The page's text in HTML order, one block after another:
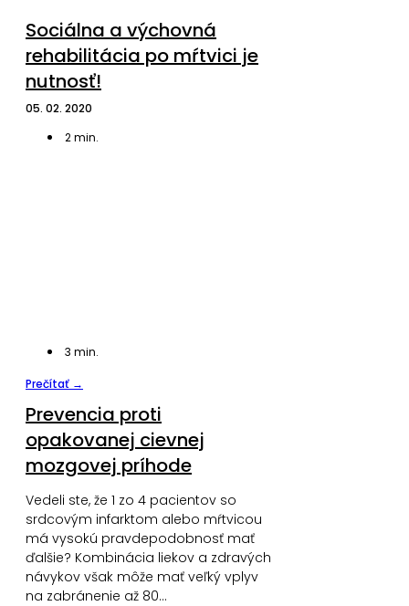
Sociálna a výchovná
rehabilitácia po mŕtvici je
nutnosť!
05. 02. 2020
2min.
3 min.
Prečítať →
Prevencia proti
opakovanej cievnej
mozgovej príhode
Vedeli ste, že 1 zo 4 pacientov so
srdcovým infarktom alebo mŕtvicou
má vysokú pravdepodobnosť mať
ďalšie? Kombinácia liekov a zdravých
návykov však môže mať veľký vplyv
na zabránenie až 80…